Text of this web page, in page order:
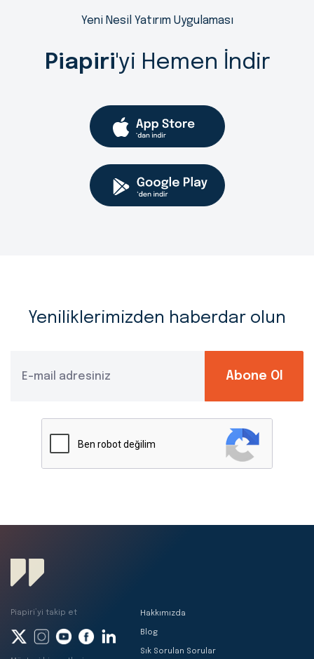
Yeni Nesil Yatırım Uygulaması
Piapiri'yi Hemen İndir
Yeniliklerimizden haberdar olun
Abone Ol
Hakkımızda
Blog
Sık Sorulan Sorular
Piapiri’yi takip et